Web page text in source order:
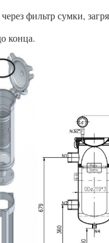
фильтр сумки,
конца.